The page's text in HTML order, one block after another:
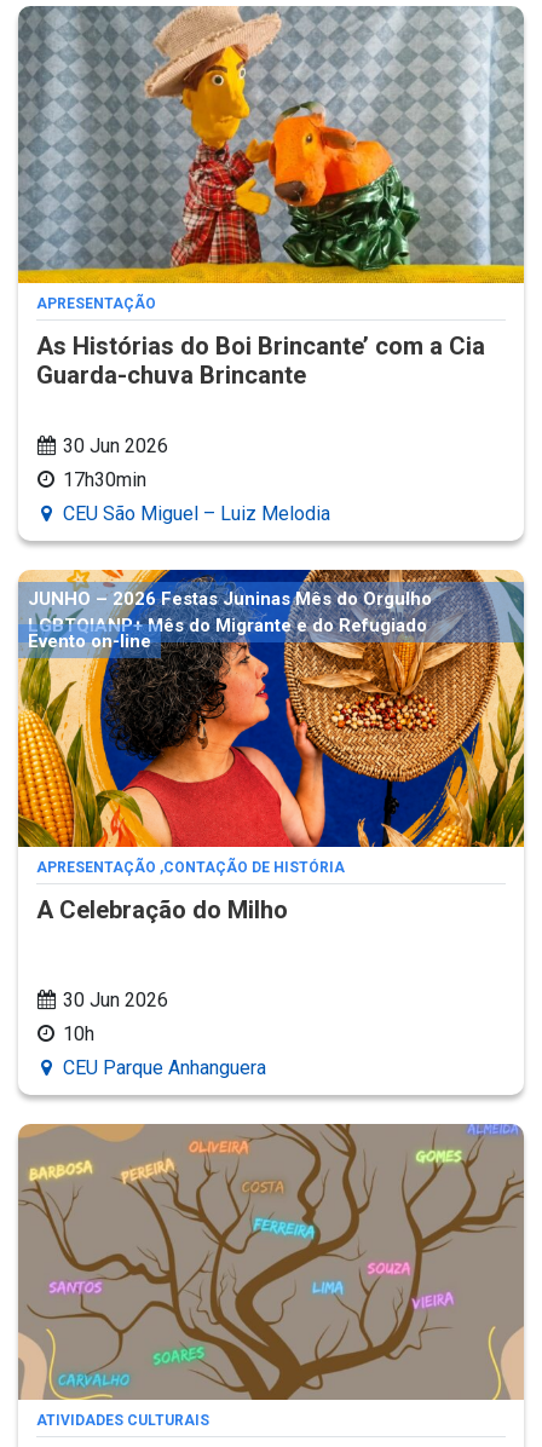
APRESENTAÇÃO
As Histórias do Boi Brincante’ com a Cia
Guarda-chuva Brincante
30 Jun 2026
17h30min
CEU São Miguel – Luiz Melodia
JUNHO – 2026 Festas Juninas Mês do Orgulho
LGBTQIANP+ Mês do Migrante e do Refugiado
Evento on-line
APRESENTAÇÃO ,CONTAÇÃO DE HISTÓRIA
A Celebração do Milho
30 Jun 2026
10h
CEU Parque Anhanguera
ATIVIDADES CULTURAIS